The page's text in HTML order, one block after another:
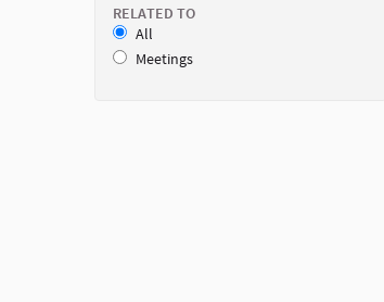
RELATED TO
All
Meetings